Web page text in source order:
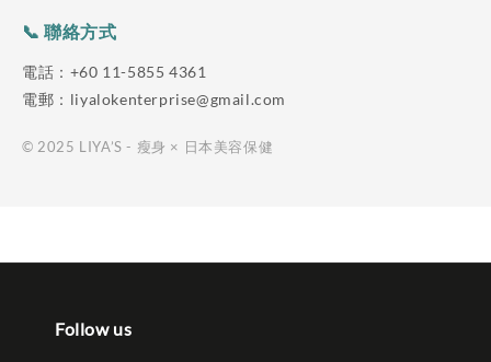
📞 聯絡方式
電話：+60 11-5855 4361
電郵：liyalokenterprise@gmail.com
© 2025 LIYA’S - 瘦身 × 日本美容保健
Follow us